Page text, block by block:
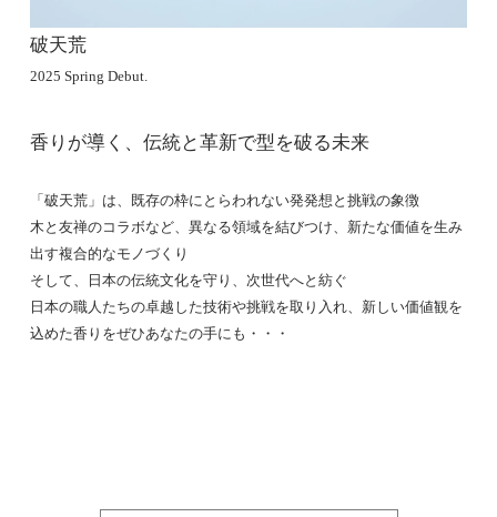
破天荒
2025 Spring Debut.
香りが導く、伝統と革新で型を破る未来
「破天荒」は、既存の枠にとらわれない発発想と挑戦の象徴
木と友禅のコラボなど、異なる領域を結びつけ、新たな価値を生み
出す複合的なモノづくり
そして、日本の伝統文化を守り、次世代へと紡ぐ
日本の職人たちの卓越した技術や挑戦を取り入れ、新しい価値観を
込めた香りをぜひあなたの手にも・・・